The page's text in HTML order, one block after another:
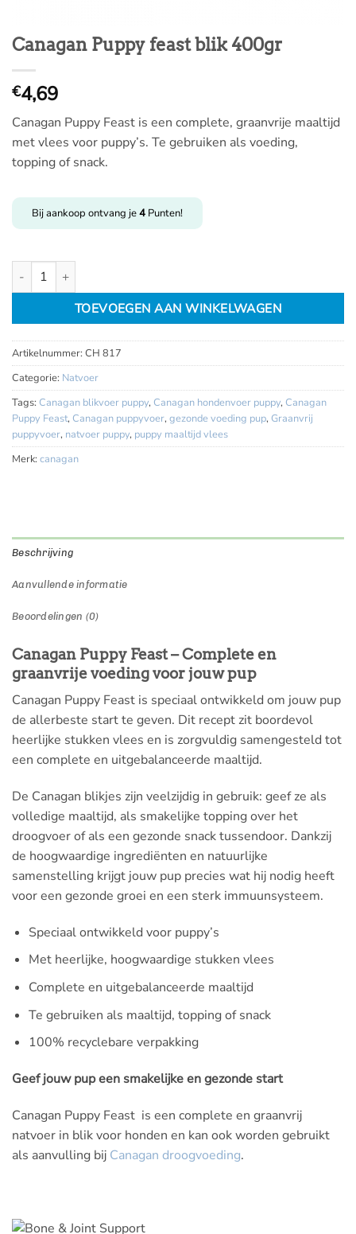
Canagan Puppy feast blik 400gr
€4,69
Canagan Puppy Feast is een complete, graanvrije maaltijd
met vlees voor puppy’s. Te gebruiken als voeding,
topping of snack.
Bij aankoop ontvang je4 Punten!
Canagan Puppy feast blik 400gr aantal
TOEVOEGEN AAN WINKELWAGEN
Artikelnummer: CH 817
Categorie: Natvoer
Tags: Canagan blikvoer puppy, Canagan hondenvoer puppy, Canagan
Puppy Feast, Canagan puppyvoer, gezonde voeding pup, Graanvrij
puppyvoer, natvoer puppy, puppy maaltijd vlees
Merk: canagan
Beschrijving
Aanvullende informatie
Beoordelingen (0)
Canagan Puppy Feast – Complete en
graanvrije voeding voor jouw pup
Canagan Puppy Feast is speciaal ontwikkeld om jouw pup
de allerbeste start te geven. Dit recept zit boordevol
heerlijke stukken vlees en is zorgvuldig samengesteld tot
een complete en uitgebalanceerde maaltijd.
De Canagan blikjes zijn veelzijdig in gebruik: geef ze als
volledige maaltijd, als smakelijke topping over het
droogvoer of als een gezonde snack tussendoor. Dankzij
de hoogwaardige ingrediënten en natuurlijke
samenstelling krijgt jouw pup precies wat hij nodig heeft
voor een gezonde groei en een sterk immuunsysteem.
Speciaal ontwikkeld voor puppy’s
Met heerlijke, hoogwaardige stukken vlees
Complete en uitgebalanceerde maaltijd
Te gebruiken als maaltijd, topping of snack
100% recyclebare verpakking
Geef jouw pup een smakelijke en gezonde start
Canagan Puppy Feast is een complete en graanvrij
natvoer in blik voor honden en kan ook worden gebruikt
als aanvulling bij Canagan droogvoeding.